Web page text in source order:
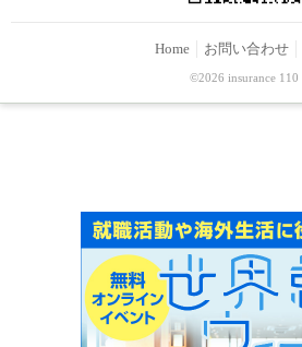
Home お問い合わせ
©2026 insurance 110